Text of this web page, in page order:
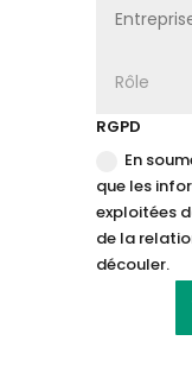
RGPD
En
que les
exploitées
de la
découler.